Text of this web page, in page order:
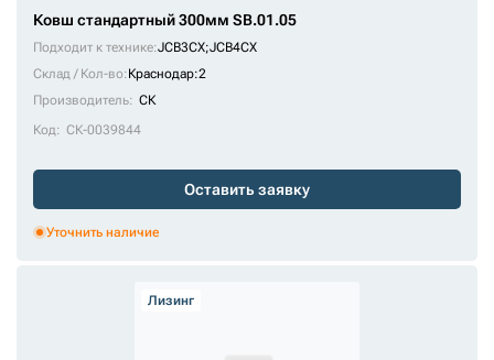
Ковш стандартный 300мм SB.01.05
Подходит к технике:JCB3CX;JCB4CX
Склад / Кол-во:Краснодар:2
Производитель: СК
Код: СК-0039844
Оставить заявку
Уточнить наличие
Лизинг